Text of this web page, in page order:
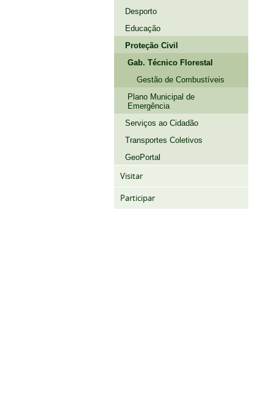
Desporto
Educação
Proteção Civil
Gab. Técnico Florestal
Gestão de Combustíveis
Plano Municipal de
Emergência
Serviços ao Cidadão
Transportes Coletivos
GeoPortal
Visitar
Participar